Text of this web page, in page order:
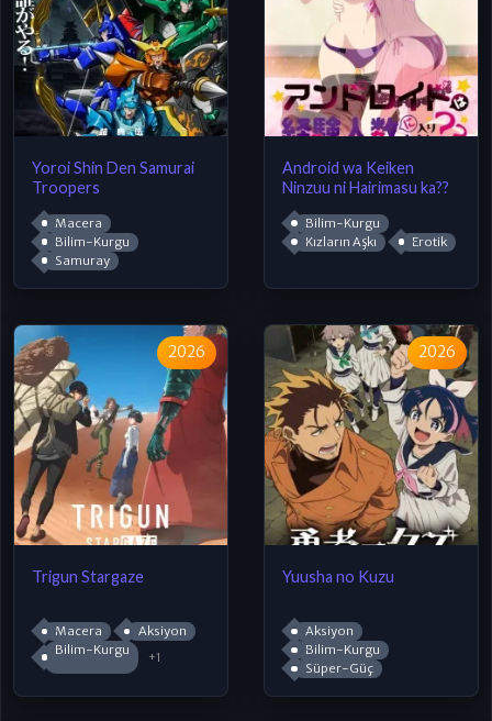
Yoroi Shin Den Samurai
Troopers
Macera
Bilim-Kurgu
Samuray
Android wa Keiken
Ninzuu ni Hairimasu ka??
Bilim-Kurgu
Kızların Aşkı
Erotik
2026
Trigun Stargaze
Macera
Aksiyon
Bilim-Kurgu
+1
2026
Yuusha no Kuzu
Aksiyon
Bilim-Kurgu
Süper-Güç